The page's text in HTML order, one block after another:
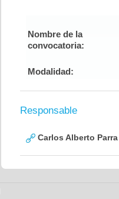
Nombre de la
convocatoria:
Modalidad:
Responsable
Carlos Alberto